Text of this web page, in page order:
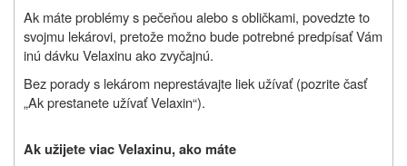
Ak máte problémy s pečeňou alebo s obličkami, povedzte to
svojmu lekárovi, pretože možno bude potrebné predpísať Vám
inú dávku Velaxinu ako zvyčajnú.
Bez porady s lekárom neprestávajte liek užívať (pozrite časť
„Ak prestanete užívať Velaxin“).
Ak užijete viac Velaxinu, ako máte